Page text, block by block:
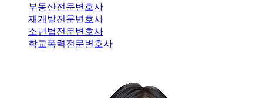
부동산전문변호사
재개발전문변호사
소년법전문변호사
학교폭력전문변호사